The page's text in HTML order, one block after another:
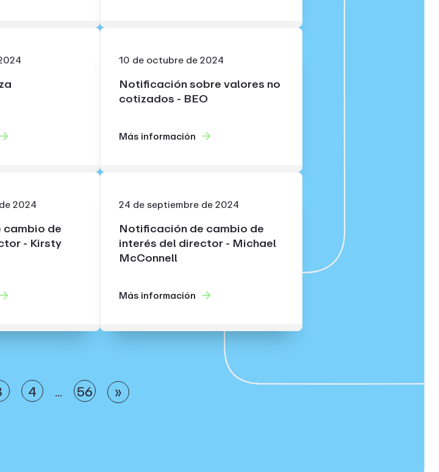
10 de octubre de 2024
Notificación sobre valores no
cotizados - BEO
Más información
2024
de
- Kirsty
24 de septiembre de 2024
Notificación de cambio de
interés del director - Michael
McConnell
Más información
4 … 56 »